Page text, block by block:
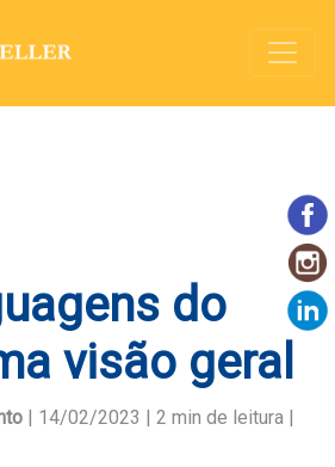
do
visão geral
| 14/02/2023 | 2 min de leitura |